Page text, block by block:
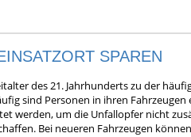
SPAREN
des 21. Jahrhunderts zu der
sind Personen in ihren
werden, um die Unfallopfer nicht
Bei neueren Fahrzeugen